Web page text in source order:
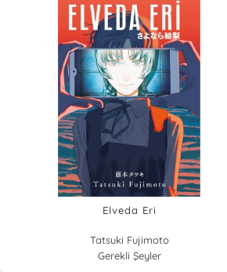
Elveda Eri
Tatsuki Fujimoto
Gerekli Şeyler